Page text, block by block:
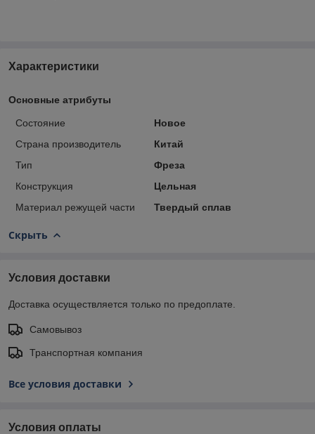
Характеристики
Основные атрибуты
Состояние
Новое
Страна производитель
Китай
Тип
Фреза
Конструкция
Цельная
Материал режущей части
Твердый сплав
Скрыть
Условия доставки
Доставка осуществляется только по предоплате.
Самовывоз
Транспортная компания
Все условия доставки
Условия оплаты